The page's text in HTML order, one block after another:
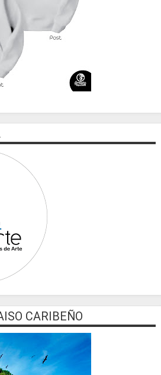
CARIBEÑO